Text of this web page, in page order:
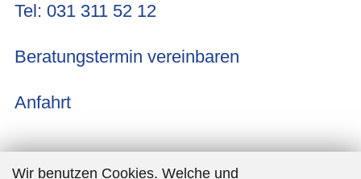
Tel: 031 311 52 12
Beratungstermin vereinbaren
Anfahrt
Wir benutzen Cookies. Welche und